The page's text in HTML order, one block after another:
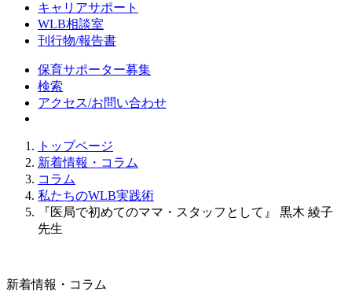
キャリアサポート
WLB相談室
刊行物/報告書
保育サポーター募集
検索
アクセス/お問い合わせ
トップページ
新着情報・コラム
コラム
私たちのWLB実践術
『医局で初めてのママ・スタッフとして』 黒木 綾子
先生
新着情報・コラム